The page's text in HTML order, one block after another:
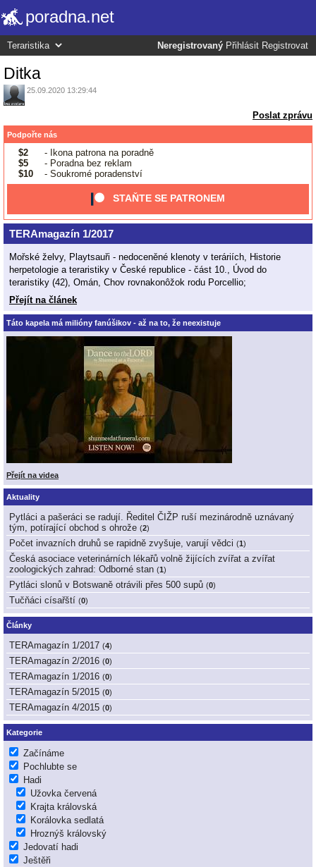
poradna.net
Neregistrovaný Přihlásit Registrovat
Ditka
25.09.2020 13:29:44
Poslat zprávu
Podpořte nás
$2
- Ikona patrona na poradně
$5
- Poradna bez reklam
$10
- Soukromé poradenství
STAŇTE SE PATRONEM
TERAmagazín 1/2017
Mořské želvy, Playtsauři - nedoceněné klenoty v teráriích, Historie
herpetologie a teraristiky v České republice - část 10., Úvod do
teraristiky (42), Omán, Chov rovnakonôžok rodu Porcellio;
Přejít na článek
Táto kapela má milióny fanúšikov - až na to, že neexistuje
Přejít na videa
Aktuality
Pytláci a pašeráci se radují. Ředitel ČIŽP ruší mezinárodně uznávaný
tým, potírající obchod s ohrože (2)
Počet invazních druhů se rapidně zvyšuje, varují vědci (1)
Česká asociace veterinárních lékařů volně žijících zvířat a zvířat
zoologických zahrad: Odborné stan (1)
Pytláci slonů v Botswaně otrávili přes 500 supů (0)
Tučňáci císařští (0)
Články
TERAmagazín 1/2017 (4)
TERAmagazín 2/2016 (0)
TERAmagazín 1/2016 (0)
TERAmagazín 5/2015 (0)
TERAmagazín 4/2015 (0)
Kategorie
Začínáme
Pochlubte se
Hadi
Užovka červená
Krajta královská
Korálovka sedlatá
Hroznýš královský
Jedovatí hadi
Ještěři